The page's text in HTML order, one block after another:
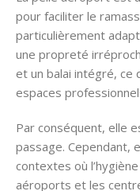
pour faciliter le
particulièrement
une propreté
et un balai intégré, ce
espaces
Par conséquent, elle
passage. Cependant,
contextes où
aéroports et les